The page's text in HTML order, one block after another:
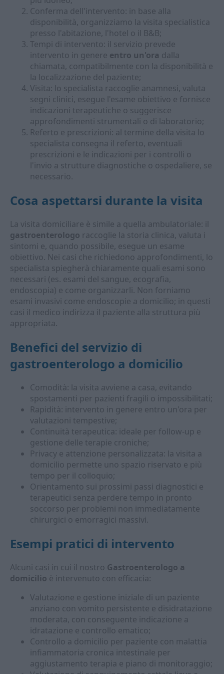
Conferma dell'intervento: in base alla
disponibilità, organizziamo la visita specialistica
presso l'abitazione, l'hotel o il B&B;
Tempi di intervento: il servizio prevede
intervento in genere entro un'ora dalla
chiamata, compatibilmente con la disponibilità e
la localizzazione del paziente;
Visita: lo specialista raccoglie anamnesi, valuta
segni clinici, esegue l'esame obiettivo e fornisce
indicazioni terapeutiche o suggerisce
approfondimenti strumentali o di laboratorio;
Referto e prescrizioni: al termine della visita lo
specialista consegna il referto, eventuali
prescrizioni e le indicazioni per i controlli o
l'invio a strutture diagnostiche o ospedaliere, se
necessario.
Cosa aspettarsi durante la visita
La visita domiciliare è simile a quella ambulatoriale: il
gastroenterologo raccoglie la storia clinica, valuta i
sintomi e, quando possibile, esegue un esame
obiettivo. Nei casi che richiedono approfondimenti, lo
specialista spiegherà chiaramente quali esami sono
necessari (es. esami del sangue, ecografia,
endoscopia) e come organizzarli. Non forniamo
esami invasivi come endoscopie a domicilio; in questi
casi il medico indirizza il paziente alla struttura più
appropriata.
Benefici del servizio di
gastroenterologo a domicilio
Comodità: la visita avviene a casa, evitando
spostamenti per pazienti fragili o impossibilitati;
Rapidità: intervento in genere entro un'ora per
valutazioni tempestive;
Continuità terapeutica: ideale per follow-up e
gestione delle terapie croniche;
Privacy e attenzione personalizzata: la visita a
domicilio permette uno spazio riservato e più
tempo per il colloquio;
Orientamento sui prossimi passi diagnostici e
terapeutici senza perdere tempo in pronto
soccorso per problemi non immediatamente
chirurgici o emorragici massivi.
Esempi pratici di intervento
Alcuni casi in cui il nostro Gastroenterologo a
domicilio è intervenuto con efficacia:
Valutazione e gestione iniziale di un paziente
anziano con vomito persistente e disidratazione
moderata, con conseguente indicazione a
idratazione e controllo ematico;
Controllo a domicilio per paziente con malattia
infiammatoria cronica intestinale per
aggiustamento terapia e piano di monitoraggio;